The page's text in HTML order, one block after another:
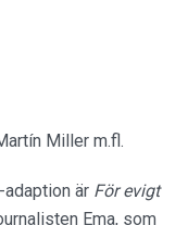
Miller m.fl.
är För evigt
Ema, som